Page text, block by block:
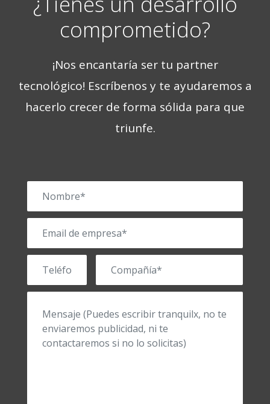
comprometido?
¡Nos encantaría ser tu partner
tecnológico! Escríbenos y te ayudaremos a
hacerlo crecer de forma sólida para que
triunfe.